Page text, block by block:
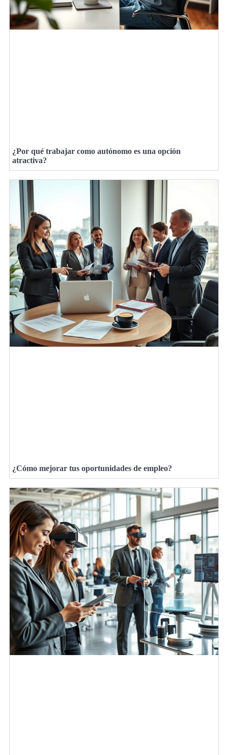
¿Por qué trabajar como autónomo es una opción
atractiva?
¿Cómo mejorar tus oportunidades de empleo?